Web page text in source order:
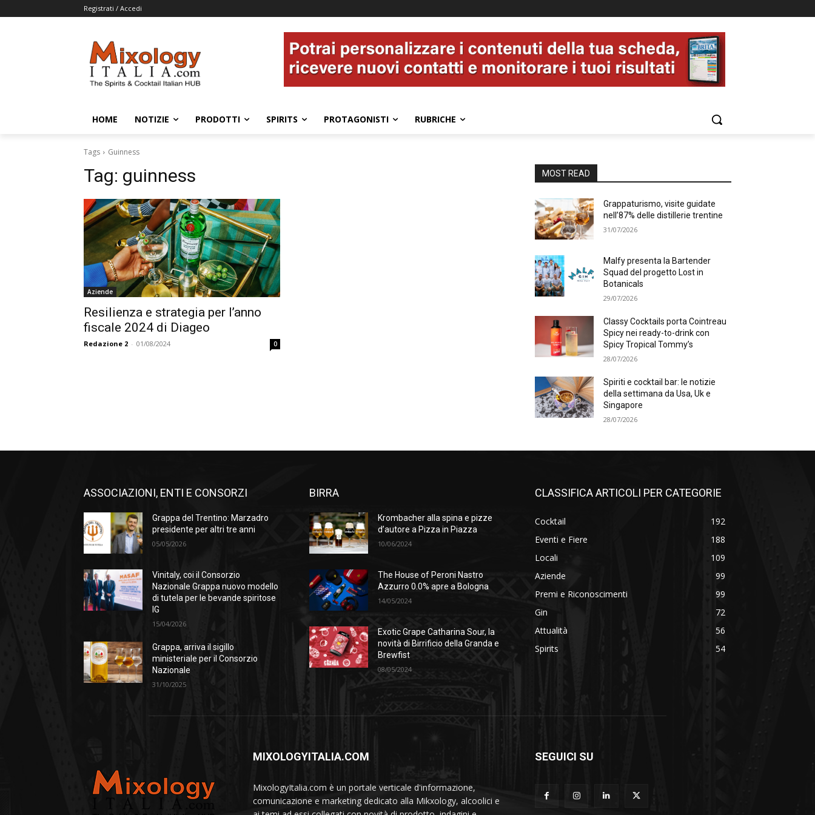
Registrati / Accedi
HOME NOTIZIE PRODOTTI SPIRITS PROTAGONISTI RUBRICHE
Tags Guinness
Tag: guinness
Aziende
Resilienza e strategia per l’anno
fiscale 2024 di Diageo
Redazione 2 - 01/08/2024 0
MOST READ
Grappaturismo, visite guidate
nell’87% delle distillerie trentine
31/07/2026
Malfy presenta la Bartender
Squad del progetto Lost in
Botanicals
29/07/2026
Classy Cocktails porta Cointreau
Spicy nei ready-to-drink con
Spicy Tropical Tommy’s
28/07/2026
Spiriti e cocktail bar: le notizie
della settimana da Usa, Uk e
Singapore
28/07/2026
ASSOCIAZIONI, ENTI E CONSORZI
Grappa del Trentino: Marzadro
presidente per altri tre anni
05/05/2026
Vinitaly, coi il Consorzio
Nazionale Grappa nuovo modello
di tutela per le bevande spiritose
IG
15/04/2026
Grappa, arriva il sigillo
ministeriale per il Consorzio
Nazionale
31/10/2025
BIRRA
Krombacher alla spina e pizze
d’autore a Pizza in Piazza
10/06/2024
The House of Peroni Nastro
Azzurro 0.0% apre a Bologna
14/05/2024
Exotic Grape Catharina Sour, la
novità di Birrificio della Granda e
Brewfist
08/05/2024
CLASSIFICA ARTICOLI PER CATEGORIE
Cocktail
192
Eventi e Fiere
188
Locali
109
Aziende
99
Premi e Riconoscimenti
99
Gin
72
Attualità
56
Spirits
54
MIXOLOGYITALIA.COM
MixologyItalia.com è un portale verticale d'informazione,
comunicazione e marketing dedicato alla Mikxology, alcoolici e
SEGUICI SU